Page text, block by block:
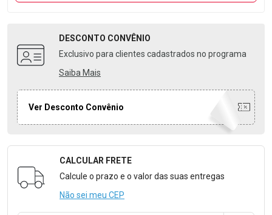
DESCONTO CONVÊNIO
Exclusivo para clientes cadastrados no programa
Saiba Mais
Ver Desconto Convênio
Formulário para Calcular o Frete
CALCULAR FRETE
Calcule o prazo e o valor das suas entregas
Não sei meu CEP